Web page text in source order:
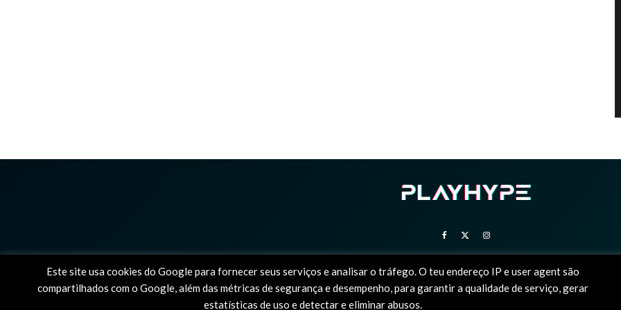
SOBRE NÓS ESTATUTO EDITORIAL POLÍTICA DE PRIVACIDADE
© 2025 PlayHype, o único site em portugal dedicado à PlayStation. Todas as imagens e vídeos são marcas
Este site usa cookies do Google para fornecer seus serviços e analisar o tráfego. O teu endereço IP e user agent são
compartilhados com o Google, além das métricas de segurança e desempenho, para garantir a qualidade de serviço, gerar
estatísticas de uso e detectar e eliminar abusos.